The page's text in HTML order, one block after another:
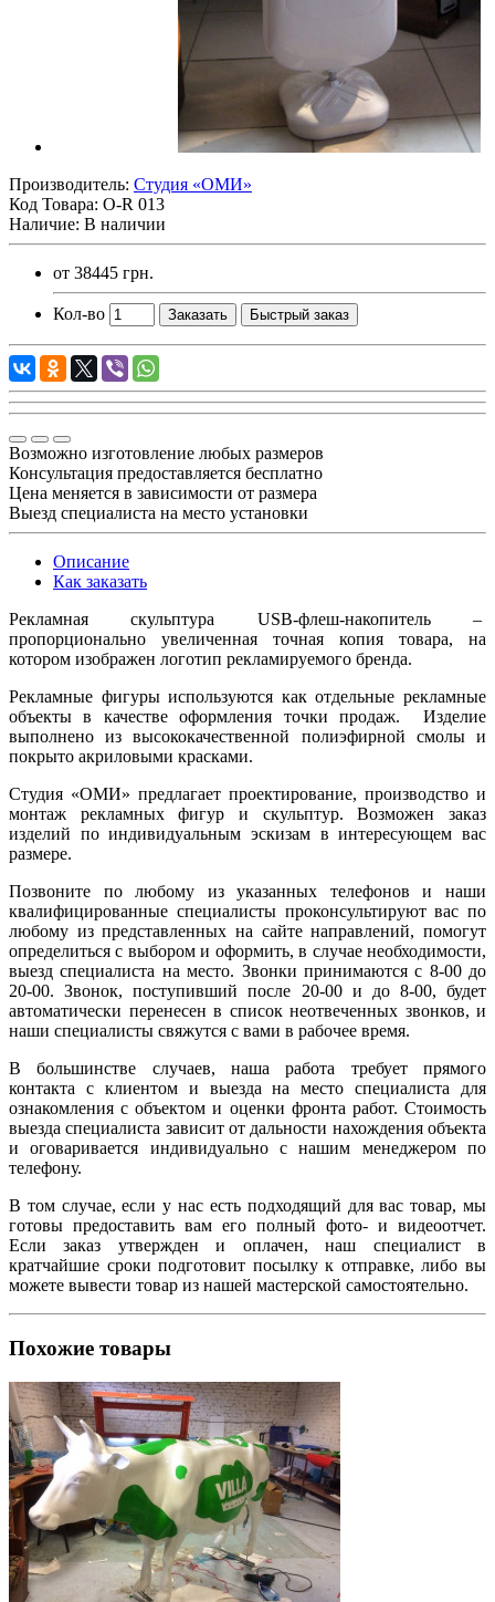
Производитель: Студия «ОМИ»
Код Товара: O-R 013
Наличие: В наличии
от 38445 грн.
Кол-во Заказать Быстрый заказ
Возможно изготовление любых размеров
Консультация предоставляется бесплатно
Цена меняется в зависимости от размера
Выезд специалиста на место установки
Описание
Как заказать
Рекламная скульптура USB-флеш-накопитель –
пропорционально увеличенная точная копия товара, на
котором изображен логотип рекламируемого бренда.
Рекламные фигуры используются как отдельные рекламные
объекты в качестве оформления точки продаж. Изделие
выполнено из высококачественной полиэфирной смолы и
покрыто акриловыми красками.
Студия «ОМИ» предлагает проектирование, производство и
монтаж рекламных фигур и скульптур. Возможен заказ
изделий по индивидуальным эскизам в интересующем вас
размере.
Позвоните по любому из указанных телефонов и наши
квалифицированные специалисты проконсультируют вас по
любому из представленных на сайте направлений, помогут
определиться с выбором и оформить, в случае необходимости,
выезд специалиста на место. Звонки принимаются с 8-00 до
20-00. Звонок, поступивший после 20-00 и до 8-00, будет
автоматически перенесен в список неотвеченных звонков, и
наши специалисты свяжутся с вами в рабочее время.
В большинстве случаев, наша работа требует прямого
контакта с клиентом и выезда на место специалиста для
ознакомления с объектом и оценки фронта работ. Стоимость
выезда специалиста зависит от дальности нахождения объекта
и оговаривается индивидуально с нашим менеджером по
телефону.
В том случае, если у нас есть подходящий для вас товар, мы
готовы предоставить вам его полный фото- и видеоотчет.
Если заказ утвержден и оплачен, наш специалист в
кратчайшие сроки подготовит посылку к отправке, либо вы
можете вывести товар из нашей мастерской самостоятельно.
Похожие товары